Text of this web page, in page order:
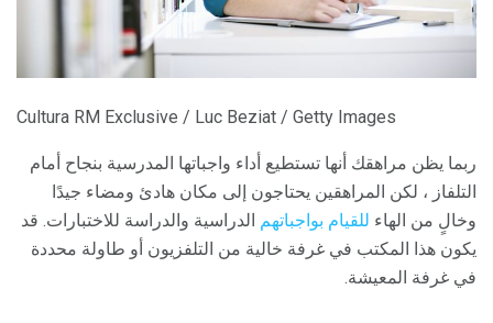
Cultura RM Exclusive / Luc Beziat / Getty Images
ربما يظن مراهقك أنها تستطيع أداء واجباتها المدرسية بنجاح أمام
التلفاز ، لكن المراهقين يحتاجون إلى مكان هادئ ومضاء جيدًا
وخالٍ من الهاء للقيام بواجباتهم الدراسية والدراسة للاختبارات. قد
يكون هذا المكتب في غرفة خالية من التلفزيون أو طاولة محددة
في غرفة المعيشة.